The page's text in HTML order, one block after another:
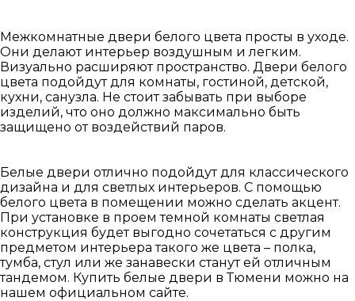
Межкомнатные двери белого цвета просты в уходе.
Они делают интерьер воздушным и легким.
Визуально расширяют пространство. Двери белого
цвета подойдут для комнаты, гостиной, детской,
кухни, санузла. Не стоит забывать при выборе
изделий, что оно должно максимально быть
защищено от воздействий паров.
Белые двери отлично подойдут для классического
дизайна и для светлых интерьеров. С помощью
белого цвета в помещении можно сделать акцент.
При установке в проем темной комнаты светлая
конструкция будет выгодно сочетаться с другим
предметом интерьера такого же цвета – полка,
тумба, стул или же занавески станут ей отличным
тандемом. Купить белые двери в Тюмени можно на
нашем официальном сайте.